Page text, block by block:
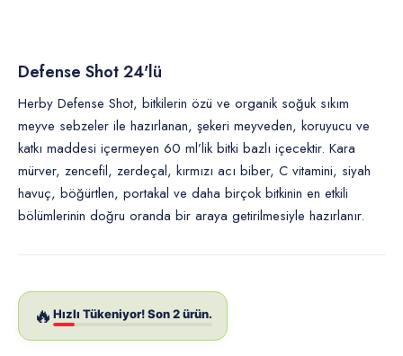
Defense Shot 24'lü
Herby Defense Shot, bitkilerin özü ve organik soğuk sıkım
meyve sebzeler ile hazırlanan, şekeri meyveden, koruyucu ve
katkı maddesi içermeyen 60 ml’lik bitki bazlı içecektir. Kara
mürver, zencefil, zerdeçal, kırmızı acı biber, C vitamini, siyah
havuç, böğürtlen, portakal ve daha birçok bitkinin en etkili
bölümlerinin doğru oranda bir araya getirilmesiyle hazırlanır.